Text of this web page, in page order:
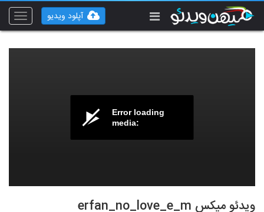
Toggle
آپلود ویدیو
Error loading
media:
ویدئو میکس erfan_no_love_e_m